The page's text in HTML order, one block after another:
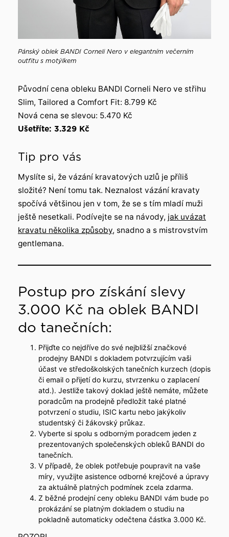
Pánský oblek BANDI Corneli Nero v elegantním večerním
outfitu s motýlkem
Původní cena obleku BANDI Corneli Nero ve střihu
Slim, Tailored a Comfort Fit: 8.799 Kč
Nová cena se slevou: 5.470 Kč
Ušetříte: 3.329 Kč
Tip pro vás
Myslíte si, že vázání kravatových uzlů je příliš
složité? Není tomu tak. Neznalost vázání kravaty
spočívá většinou jen v tom, že se s tím mladí muži
ještě nesetkali. Podívejte se na návody, jak uvázat
kravatu několika způsoby, snadno a s mistrovstvím
gentlemana.
Postup pro získání slevy
3.000 Kč na oblek BANDI
do tanečních:
Přijďte co nejdříve do své nejbližší značkové
prodejny BANDI s dokladem potvrzujícím vaši
účast ve středoškolských tanečních kurzech (dopis
či email o přijetí do kurzu, stvrzenku o zaplacení
atd.). Jestliže takový doklad ještě nemáte, můžete
poradcům na prodejně předložit také platné
potvrzení o studiu, ISIC kartu nebo jakýkoliv
studentský či žákovský průkaz.
Vyberte si spolu s odborným poradcem jeden z
prezentovaných společenských obleků BANDI do
tanečních.
V případě, že oblek potřebuje poupravit na vaše
míry, využijte asistence odborné krejčové a úpravy
za aktuálně platných podmínek zcela zdarma.
Z běžné prodejní ceny obleku BANDI vám bude po
prokázání se platným dokladem o studiu na
pokladně automaticky odečtena částka 3.000 Kč.